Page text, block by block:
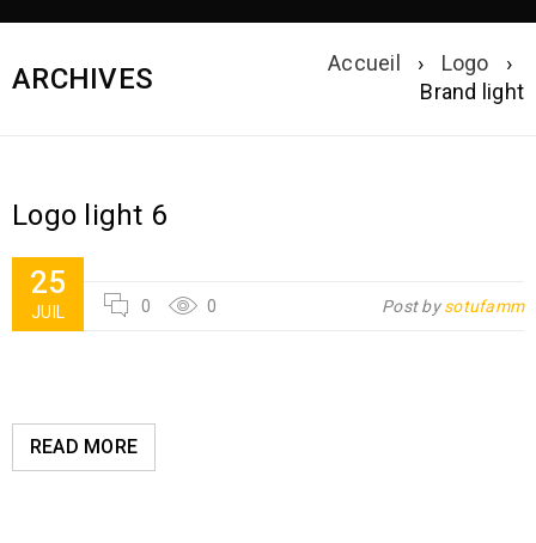
ARCHIVES Accueil › Logo
›
Brand light
Logo light 6
25
JUIL 0 0 Post bysotufamm
READ MORE